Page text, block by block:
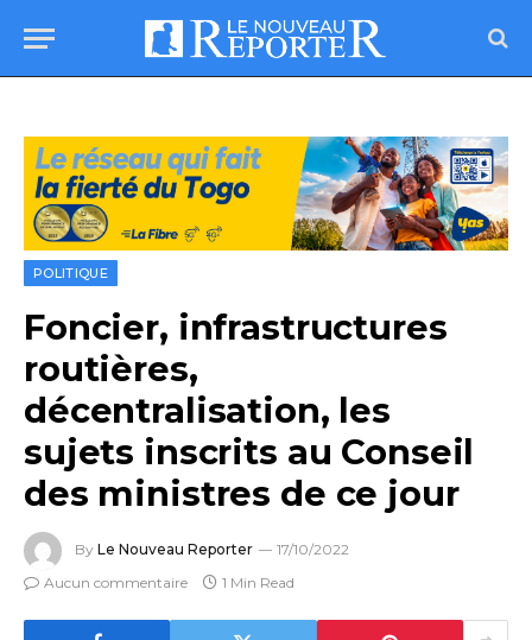
POLITIQUE
Foncier, infrastructures
routières,
décentralisation, les
sujets inscrits au Conseil
des ministres de ce jour
By Le Nouveau Reporter
17/10/2022
Aucun commentaire
1 Min Read